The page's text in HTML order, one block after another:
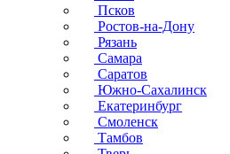
Псков
Ростов-на-Дону
Рязань
Самара
Саратов
Южно-Сахалинск
Екатеринбург
Смоленск
Тамбов